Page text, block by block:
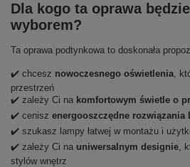
Dla kogo ta oprawa
wyborem?
Ta oprawa podtynkowa to doskonała
✔️ chcesz nowoczesnego oświetlenia,
przestrzeń
✔️ zależy Ci na komfortowym świetle o
✔️ cenisz energooszczędne rozwiązania
✔️ szukasz lampy łatwej w montażu i
✔️ zależy Ci na uniwersalnym designie,
stylów wnętrz